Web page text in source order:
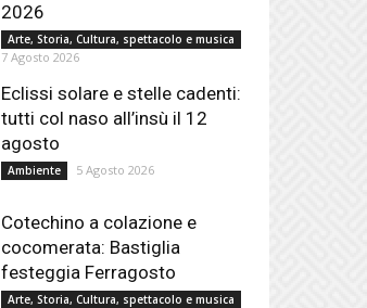
2026
Arte, Storia, Cultura, spettacolo e musica
7 Agosto 2026
Eclissi solare e stelle cadenti:
tutti col naso all’insù il 12
agosto
Ambiente 5 Agosto 2026
Cotechino a colazione e
cocomerata: Bastiglia
festeggia Ferragosto
Arte, Storia, Cultura, spettacolo e musica